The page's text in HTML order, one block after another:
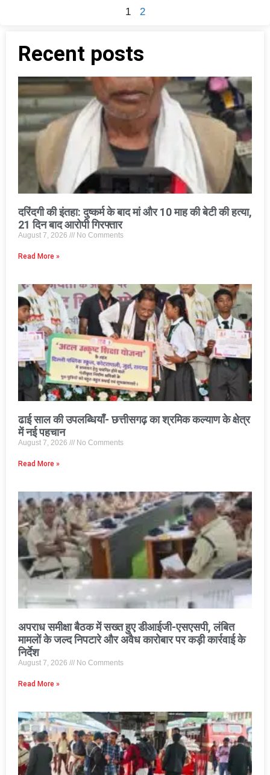
1 2
Recent posts
दरिंदगी की इंतहा: दुष्कर्म के बाद मां और 10 माह की बेटी की हत्या,
21 दिन बाद आरोपी गिरफ्तार
August 7, 2026 No Comments
Read More »
ढाई साल की उपलब्धियाँ- छत्तीसगढ़ का श्रमिक कल्याण के क्षेत्र
में नई पहचान
August 7, 2026 No Comments
Read More »
अपराध समीक्षा बैठक में सख्त हुए डीआईजी-एसएसपी, लंबित
मामलों के जल्द निपटारे और अवैध कारोबार पर कड़ी कार्रवाई के
निर्देश
August 7, 2026 No Comments
Read More »